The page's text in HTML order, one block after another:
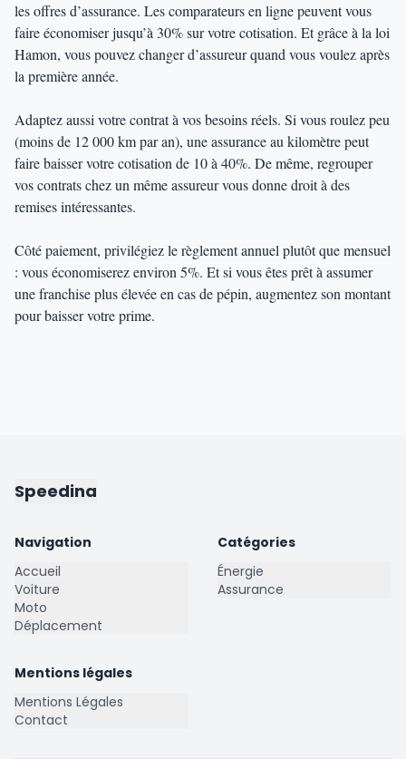
les offres d’assurance. Les comparateurs en ligne peuvent vous
faire économiser jusqu’à 30% sur votre cotisation. Et grâce à la loi
Hamon, vous pouvez changer d’assureur quand vous voulez après
la première année.
Adaptez aussi votre contrat à vos besoins réels. Si vous roulez peu
(moins de 12 000 km par an), une assurance au kilomètre peut
faire baisser votre cotisation de 10 à 40%. De même, regrouper
vos contrats chez un même assureur vous donne droit à des
remises intéressantes.
Côté paiement, privilégiez le règlement annuel plutôt que mensuel
: vous économiserez environ 5%. Et si vous êtes prêt à assumer
une franchise plus élevée en cas de pépin, augmentez son montant
pour baisser votre prime.
Speedina
Navigation
Accueil
Voiture
Moto
Déplacement
Catégories
Énergie
Assurance
Mentions légales
Mentions Légales
Contact